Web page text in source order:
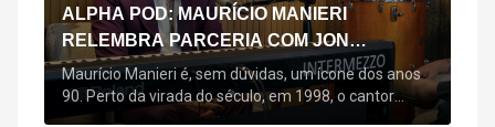
ALPHA POD: MAURÍCIO MANIERI
RELEMBRA PARCERIA COM JON
SECADA, ORIGEM DE "BEM QUERER" E
MAIS
Maurício Manieri é, sem dúvidas, um ícone dos anos
90. Perto da virada do século, em 1998, o cantor
estreou oficialmente com o seu primeiro disco, "A